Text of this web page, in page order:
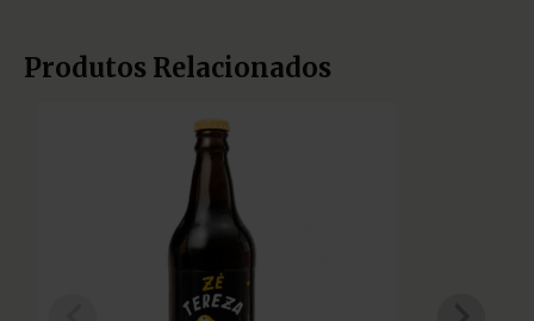
Produtos Relacionados